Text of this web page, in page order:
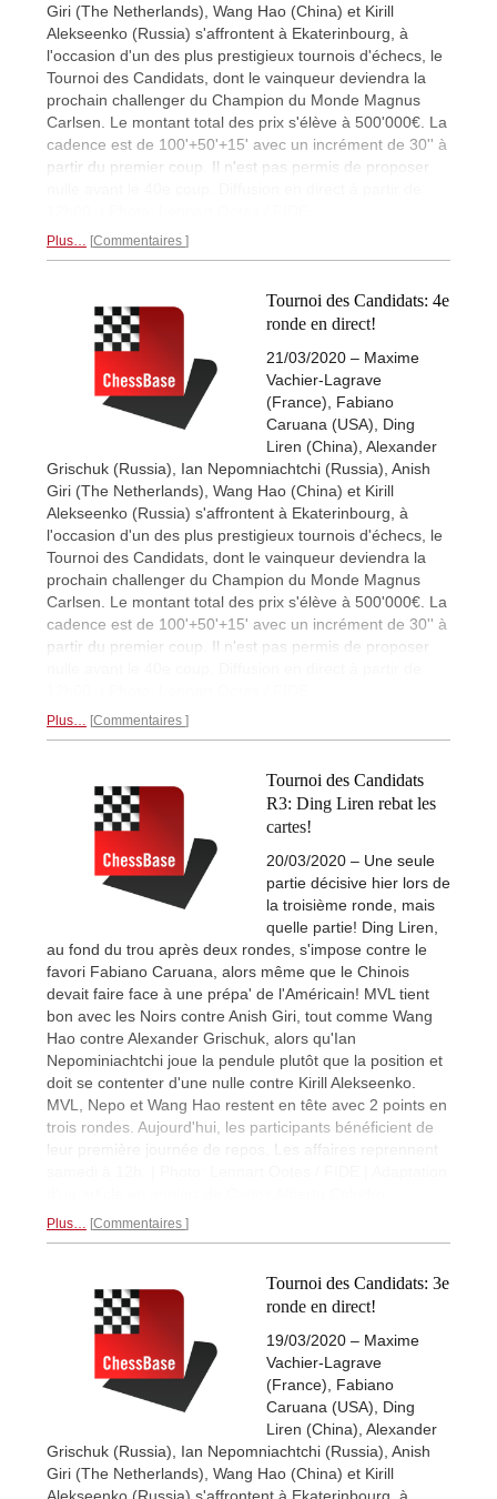
Giri (The Netherlands), Wang Hao (China) et Kirill
Alekseenko (Russia) s'affrontent à Ekaterinbourg, à
l'occasion d'un des plus prestigieux tournois d'échecs, le
Tournoi des Candidats, dont le vainqueur deviendra la
prochain challenger du Champion du Monde Magnus
Carlsen. Le montant total des prix s'élève à 500'000€. La
cadence est de 100'+50'+15' avec un incrément de 30'' à
partir du premier coup. Il n'est pas permis de proposer
Plus… Commentaires
Tournoi des Candidats: 4e
ronde en direct!
21/03/2020 – Maxime
Vachier-Lagrave
(France), Fabiano
Caruana (USA), Ding
Liren (China), Alexander
Grischuk (Russia), Ian Nepomniachtchi (Russia), Anish
Giri (The Netherlands), Wang Hao (China) et Kirill
Alekseenko (Russia) s'affrontent à Ekaterinbourg, à
l'occasion d'un des plus prestigieux tournois d'échecs, le
Tournoi des Candidats, dont le vainqueur deviendra la
prochain challenger du Champion du Monde Magnus
Carlsen. Le montant total des prix s'élève à 500'000€. La
cadence est de 100'+50'+15' avec un incrément de 30'' à
partir du premier coup. Il n'est pas permis de proposer
Plus… Commentaires
Tournoi des Candidats
R3: Ding Liren rebat les
cartes!
20/03/2020 – Une seule
partie décisive hier lors de
la troisième ronde, mais
quelle partie! Ding Liren,
au fond du trou après deux rondes, s'impose contre le
favori Fabiano Caruana, alors même que le Chinois
devait faire face à une prépa' de l'Américain! MVL tient
bon avec les Noirs contre Anish Giri, tout comme Wang
Hao contre Alexander Grischuk, alors qu'Ian
Nepominiachtchi joue la pendule plutôt que la position et
doit se contenter d'une nulle contre Kirill Alekseenko.
MVL, Nepo et Wang Hao restent en tête avec 2 points en
trois rondes. Aujourd'hui, les participants bénéficient de
leur première journée de repos. Les affaires reprennent
Plus… Commentaires
Tournoi des Candidats: 3e
ronde en direct!
19/03/2020 – Maxime
Vachier-Lagrave
(France), Fabiano
Caruana (USA), Ding
Liren (China), Alexander
Grischuk (Russia), Ian Nepomniachtchi (Russia), Anish
Giri (The Netherlands), Wang Hao (China) et Kirill